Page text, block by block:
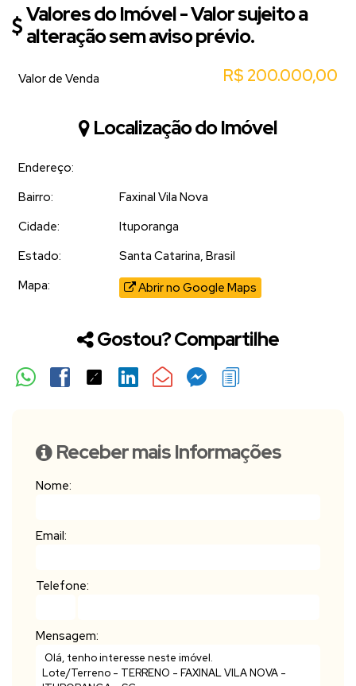
Valores do Imóvel - Valor sujeito a
alteração sem aviso prévio.
R$ 200.000,00
Valor de Venda
Localização do Imóvel
Endereço:
Bairro:
Faxinal Vila Nova
Cidade:
Ituporanga
Estado:
Santa Catarina, Brasil
Mapa:
Abrir no Google Maps
Gostou? Compartilhe
Receber mais Informações
Nome:
Email:
Telefone:
Mensagem: